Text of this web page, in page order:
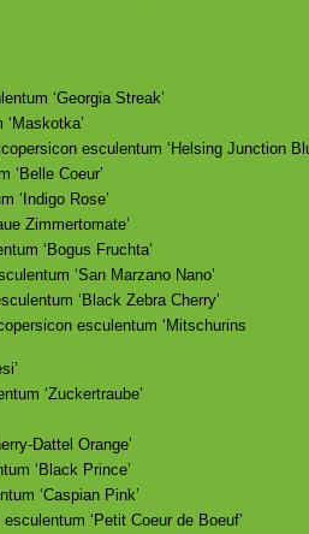
‘Georgia Streak’
esculentum ‘Helsing Junction
‘Belle Coeur’
‘Indigo Rose’
Zimmertomate’
‘Bogus Fruchta’
‘San Marzano Nano’
‘Black Zebra Cherry’
esculentum ‘Mitschurins
‘Zuckertraube’
Dattel Orange’
‘Black Prince’
‘Caspian Pink’
esculentum ‘Petit Coeur de Boeuf’